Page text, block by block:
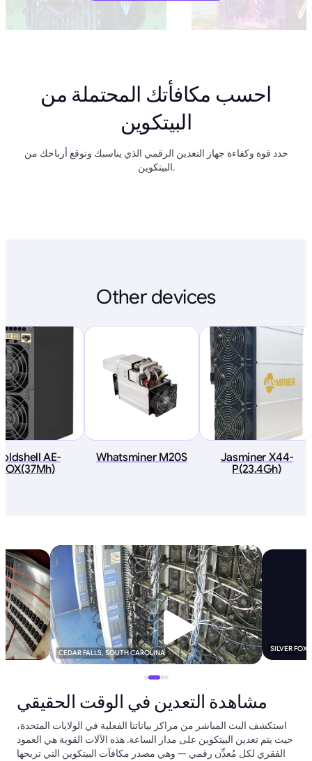
احسب مكافأتك المحتملة من
البيتكوين
حدد قوة وكفاءة جهاز التعدين الرقمي الذي يناسبك وتوقع أرباحك من
البيتكوين.
Other devices
AE-
Whatsminer M20S
Jasminer X44-
P(23.4Gh)
CEDAR FALLS, SOUTH CAROLINA SILVER FOX
مشاهدة التعدين في الوقت الحقيقي
استكشف البث المباشر من مراكز بياناتنا الفعلية في الولايات المتحدة،
حيث يتم تعدين البيتكوين على مدار الساعة. هذه الآلات القوية هي العمود
الفقري لكل مُعدِّن رقمي — وهي مصدر مكافآت البيتكوين التي تربحها